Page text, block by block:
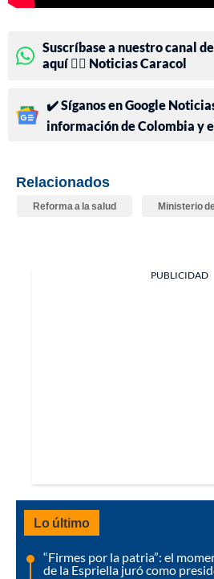
Suscríbase a nuestro canal
aquí 👉🏻 Noticias Caracol
✔️ Síganos en Google
información de Colombia y
Relacionados
Reforma a la salud Ministerio
PUBLICIDAD
Lo último
“Firmes por la patria”: el
de la Espriella juró como